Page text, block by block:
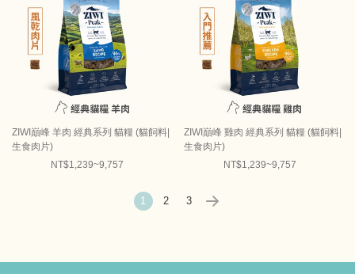
ZIWI巔峰 羊肉 經典系列 貓糧 (貓飼料|
生食肉片)
NT$1,239~9,757
ZIWI巔峰 雞肉 經典系列 貓糧 (貓飼料|
生食肉片)
NT$1,239~9,757
1 2 3